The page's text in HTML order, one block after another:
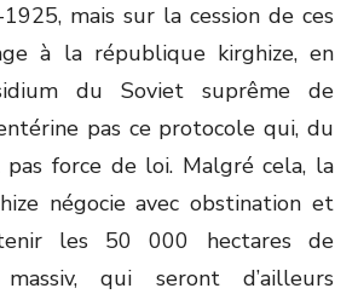
mais sur la cession de ces
à la république kirghize, en
du Soviet suprême de
pas ce protocole qui, du
pas force de loi. Malgré cela, la
négocie avec obstination et
les 50 000 hectares de
massiv, qui seront d’ailleurs